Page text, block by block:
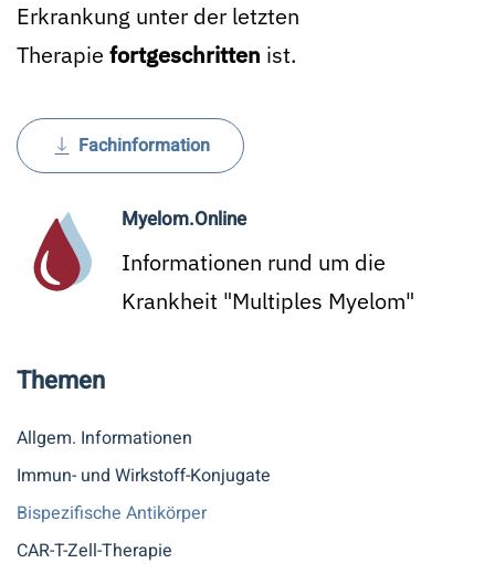
Erkrankung unter der letzten
Therapie fortgeschritten ist.
Fachinformation
Myelom.Online
Informationen rund um die
Krankheit "Multiples Myelom"
Themen
Allgem. Informationen
Immun- und Wirkstoff-Konjugate
Bispezifische Antikörper
CAR-T-Zell-Therapie